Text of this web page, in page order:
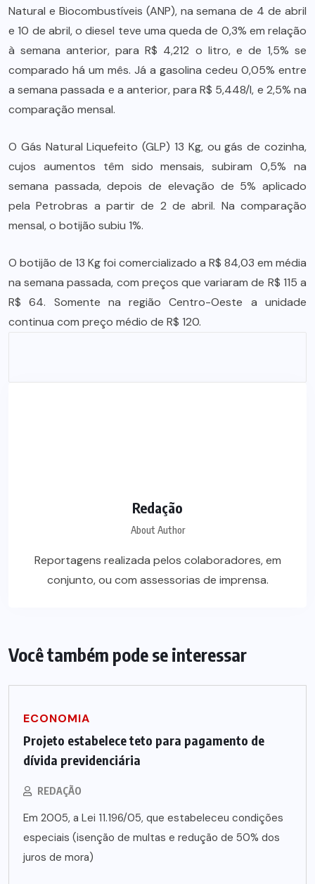
Natural e Biocombustíveis (ANP), na semana de 4 de abril
e 10 de abril, o diesel teve uma queda de 0,3% em relação
à semana anterior, para R$ 4,212 o litro, e de 1,5% se
comparado há um mês. Já a gasolina cedeu 0,05% entre
a semana passada e a anterior, para R$ 5,448/l, e 2,5% na
comparação mensal.
O Gás Natural Liquefeito (GLP) 13 Kg, ou gás de cozinha,
cujos aumentos têm sido mensais, subiram 0,5% na
semana passada, depois de elevação de 5% aplicado
pela Petrobras a partir de 2 de abril. Na comparação
mensal, o botijão subiu 1%.
O botijão de 13 Kg foi comercializado a R$ 84,03 em média
na semana passada, com preços que variaram de R$ 115 a
R$ 64. Somente na região Centro-Oeste a unidade
continua com preço médio de R$ 120.
Redação
About Author
Reportagens realizada pelos colaboradores, em
conjunto, ou com assessorias de imprensa.
Você também pode se interessar
ECONOMIA
Projeto estabelece teto para pagamento de
dívida previdenciária
REDAÇÃO
Em 2005, a Lei 11.196/05, que estabeleceu condições
especiais (isenção de multas e redução de 50% dos
juros de mora)